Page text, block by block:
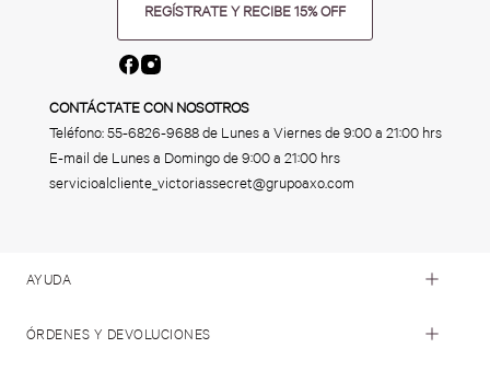
REGÍSTRATE Y RECIBE 15% OFF
CONTÁCTATE CON NOSOTROS
Teléfono:55-6826-9688de Lunes a Viernes de 9:00 a 21:00 hrs
E-mail de Lunes a Domingo de 9:00 a 21:00 hrs
servicioalcliente_victoriassecret@grupoaxo.com
AYUDA
ÓRDENES Y DEVOLUCIONES